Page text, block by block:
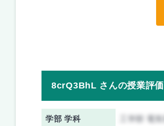
8crQ3BhL さんの授業評価
学部 学科